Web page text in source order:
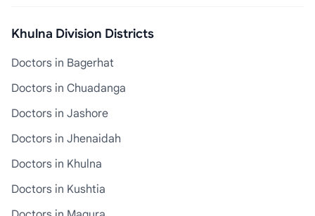
Khulna Division Districts
Doctors in Bagerhat
Doctors in Chuadanga
Doctors in Jashore
Doctors in Jhenaidah
Doctors in Khulna
Doctors in Kushtia